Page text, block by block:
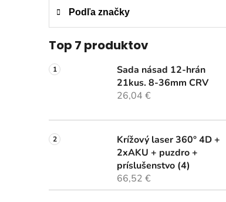
Podľa značky
Top 7 produktov
Sada násad 12-hrán
21kus. 8-36mm CRV
26,04 €
Krížový laser 360° 4D +
2xAKU + puzdro +
príslušenstvo (4)
66,52 €